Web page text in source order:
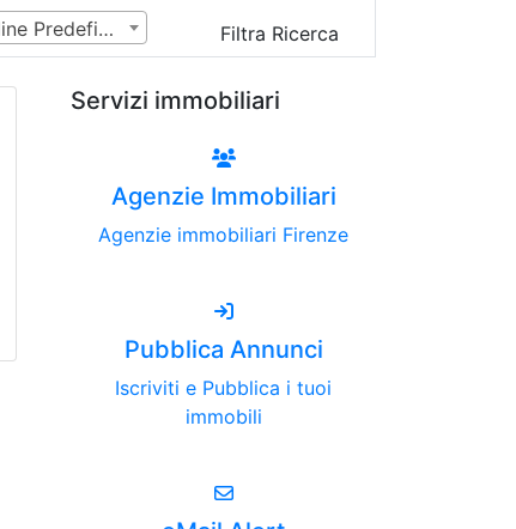
Ordine Predefinito Filtra Ricerca
Servizi immobiliari
Agenzie Immobiliari
Agenzie immobiliari Firenze
Pubblica Annunci
Iscriviti e Pubblica i tuoi
immobili